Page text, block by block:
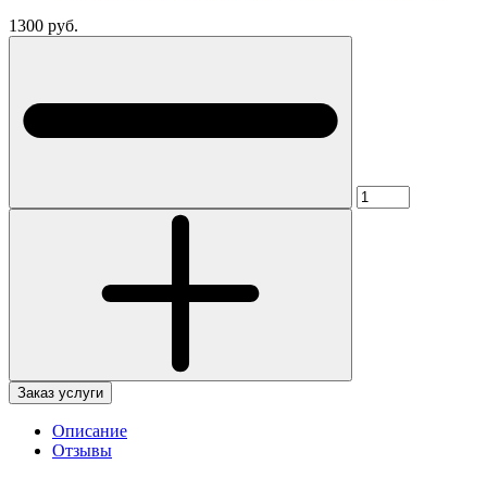
1300 руб.
Заказ услуги
Описание
Отзывы